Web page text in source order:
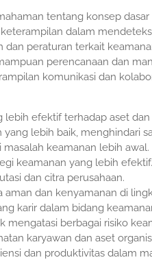
tentang konsep
dalam
dan peraturan terkait
perencanaan dan
komunikasi dan
lebih efektif terhadap aset
lebih baik, menghindari
keamanan lebih awal.
keamanan yang lebih efektif.
dan citra perusahaan.
aman dan kenyamanan di
karir dalam bidang
mengatasi berbagai risiko
karyawan dan aset
dan produktivitas dalam